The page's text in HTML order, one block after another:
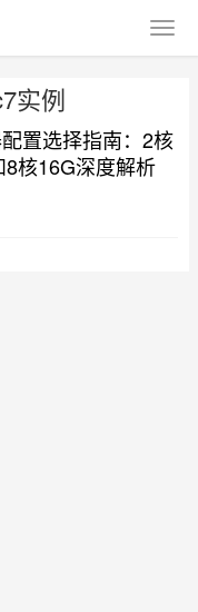
实例
置选择指南：2核
核16G深度解析